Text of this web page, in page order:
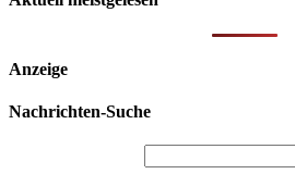
Anzeige
Nachrichten-Suche